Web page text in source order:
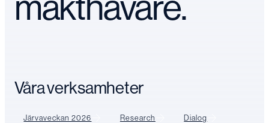
Våra verksamheter
Järvaveckan 2026 Research Dialog